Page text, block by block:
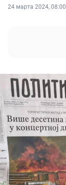
24 марта 2024, 08:00